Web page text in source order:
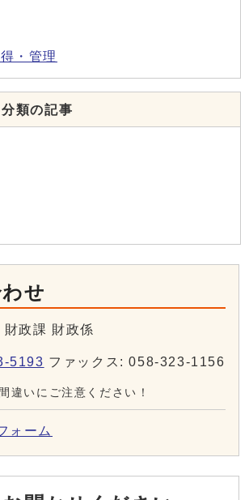
・管理
類の記事
せ
政課 財政係
5193 ファックス: 058-323-1156
違いにご注意ください！
ォーム